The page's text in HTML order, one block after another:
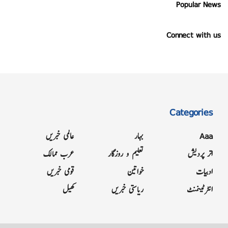
Popular News
Connect with us
Categories
Aaa
اتر پردیش
ادبیات
انٹرٹینمنٹ
بہار
تعلیم و روزگار
خواتین
ریاستی خبریں
عالمی خبریں
عرب ممالک
قومی خبریں
کھیل